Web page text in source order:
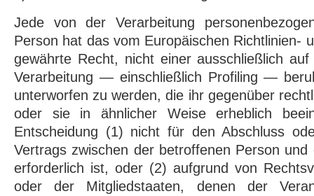
Jede von der Verarbeitung
Person hat das vom Europäischen Richtlinien-
gewährte Recht, nicht einer ausschließlich
Verarbeitung — einschließlich Profiling —
unterworfen zu werden, die ihr gegenüber
oder sie in ähnlicher Weise erheblich
Entscheidung (1) nicht für den Abschluss
Vertrags zwischen der betroffenen Person und
erforderlich ist, oder (2) aufgrund von
oder der Mitgliedstaaten, denen der